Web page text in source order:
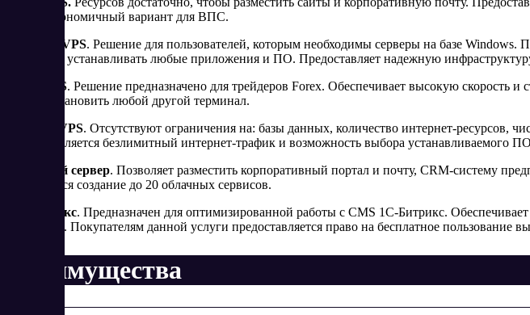
Самый экономичный вариант для ВПС.
Windows VPS. Решение для пользователей, которым необходимы серверы на базе
Позволяет устанавливать любые приложения и ПО. Предоставляет надежную
Forex VPS. Решение предназначено для трейдеров Forex. Обеспечивает высокую скорость
можно установить любой другой терминал.
Хостинг VPS. Отсутствуют ограничения на: базы данных, количество интернет-ресурсов,
Предоставляется безлимитный интернет-трафик и возможность выбора устанавливаемого
Облачный сервер. Позволяет разместить корпоративный портал и почту, CRM-систему
допускается создание до 20 облачных сервисов.
1С-Битрикс. Предназначен для оптимизированной работы с CMS 1С-Битрикс.
магазинов. Покупателям данной услуги предоставляется право на бесплатное
Преимущества